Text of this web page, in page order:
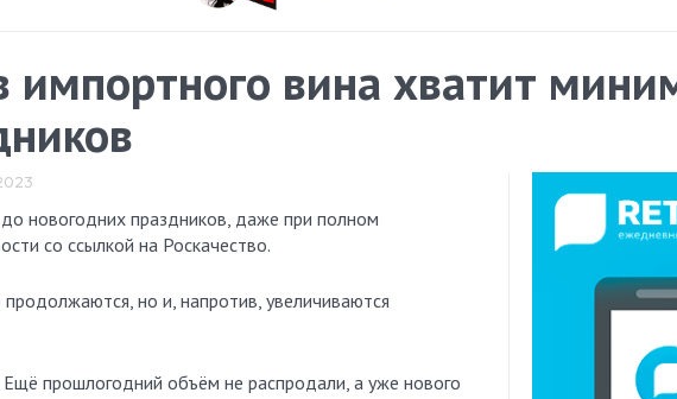
импортного вина хватит
со ссылкой на Роскачество.
продолжаются, но и, напротив, увеличиваются
прошлогодний объём не распродали, а уже нового